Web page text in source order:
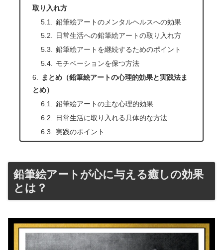
取り入れ方
鉛筆絵アートのメンタルヘルスへの効果
日常生活への鉛筆絵アートの取り入れ方
鉛筆絵アートを継続するためのポイント
モチベーションを保つ方法
まとめ（鉛筆絵アートの心理的効果と実践法ま
とめ）
鉛筆絵アートの主な心理的効果
日常生活に取り入れる具体的な方法
実践のポイント
鉛筆絵アートが心に与える癒しの効果
とは？